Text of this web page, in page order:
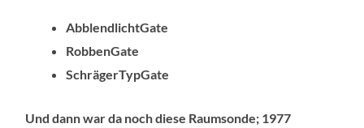
AbblendlichtGate
RobbenGate
SchrägerTypGate
Und dann war da noch diese Raumsonde; 1977